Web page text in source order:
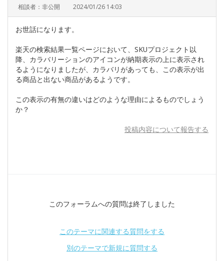
相談者：非公開 2024/01/26 14:03
お世話になります。
楽天の検索結果一覧ページにおいて、SKUプロジェクト以
降、カラバリーションのアイコンが納期表示の上に表示され
るようになりましたが、カラバリがあっても、この表示が出
る商品と出ない商品があるようです。
この表示の有無の違いはどのような理由によるものでしょう
か？
投稿内容について報告する
このフォーラムへの質問は終了しました
このテーマに関連する質問をする
別のテーマで新規に質問する